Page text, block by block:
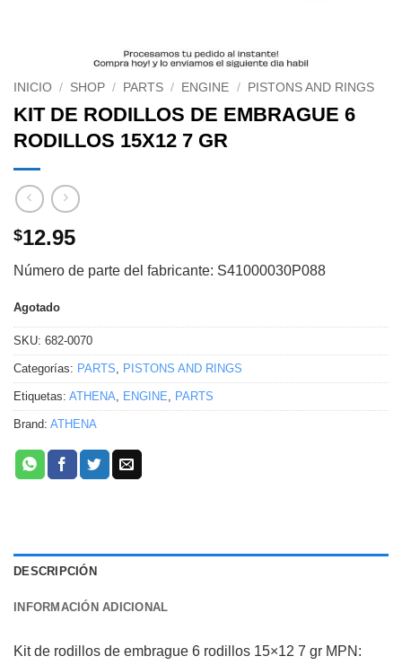
INICIO / SHOP / PARTS / ENGINE / PISTONS AND RINGS
KIT DE RODILLOS DE EMBRAGUE 6
RODILLOS 15X12 7 GR
$12.95
Número de parte del fabricante: S41000030P088
Agotado
SKU: 682-0070
Categorías: PARTS, PISTONS AND RINGS
Etiquetas: ATHENA, ENGINE, PARTS
Brand: ATHENA
DESCRIPCIÓN
INFORMACIÓN ADICIONAL
Kit de rodillos de embrague 6 rodillos 15×12 7 gr MPN: